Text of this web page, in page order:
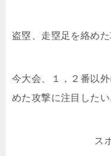
盗塁、走塁足を絡め
今大会、１，２番以
めた攻撃に注目したい
ス